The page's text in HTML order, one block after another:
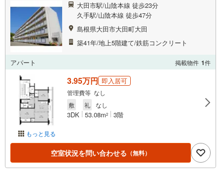
大田市駅/山陰本線 徒歩23分
久手駅/山陰本線 徒歩47分
島根県大田市大田町大田
築41年/地上5階建て/鉄筋コンクリート
アパート 掲載物件 1件
もっと見る
3.95万円 即入居可
管理費等 なし
敷
礼 なし
3DK 53.08m2 3階
空室状況を問い合わせる （無料）